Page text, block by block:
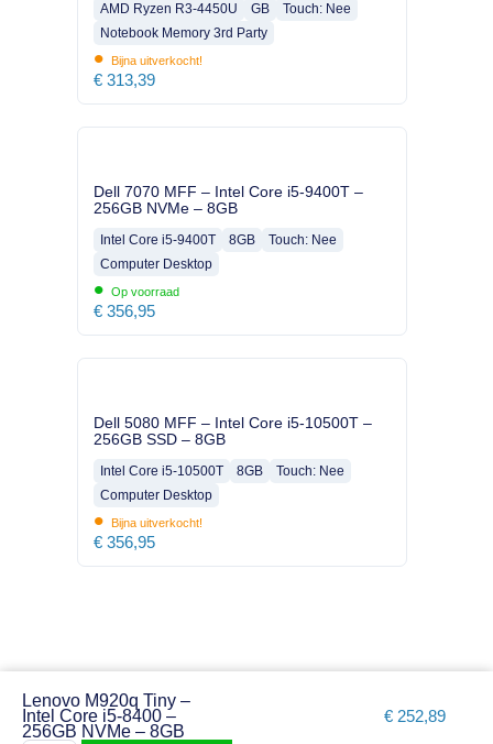
AMD Ryzen R3-4450U GB
Touch: Nee
Notebook Memory 3rd Party
• Bijna uitverkocht!
€ 313,39
Dell 7070 MFF – Intel Core i5-9400T –
256GB NVMe – 8GB
Intel Core i5-9400T 8GB
Touch: Nee
Computer Desktop
• Op voorraad
€ 356,95
Dell 5080 MFF – Intel Core i5-10500T –
256GB SSD – 8GB
Intel Core i5-10500T 8GB
Touch: Nee
Computer Desktop
• Bijna uitverkocht!
€ 356,95
Lenovo M920q Tiny –
Intel Core i5-8400 –
256GB NVMe – 8GB
€ 252,89